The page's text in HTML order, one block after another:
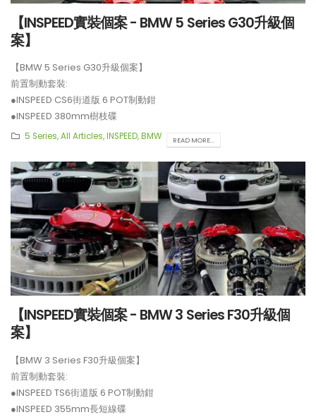
【INSPEED實裝個案 - BMW 5 Series G30升級個
案】
【BMW 5 Series G30升級個案】
前置制動套裝:
●INSPEED CS6街道版 6 POT制動鉗
●INSPEED 380mm樹枝碟
**制動套裝適用於19吋或以上車鈴安裝。
5 Series,All Articles,INSPEED,BMW READ MORE...
【INSPEED實裝個案 - BMW 3 Series F30升級個
案】
【BMW 3 Series F30升級個案】
前置制動套裝:
●INSPEED TS6街道版 6 POT制動鉗
●INSPEED 355mm長短線碟